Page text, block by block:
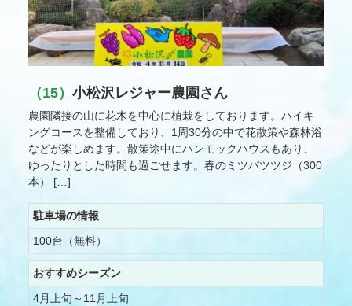
（15） 小松沢レジャー農園さん
農園隣接の山に花木を中心に植栽をしております。ハイキ
ングコースを整備しており、1周30分の中で花散策や森林浴
などが楽しめます。散策途中にハンモックハウスもあり、
ゆったりとした時間も過ごせます。春のミツバツツジ（300
本） […]
駐車場の情報
100台（無料）
おすすめシーズン
4月上旬～11月上旬